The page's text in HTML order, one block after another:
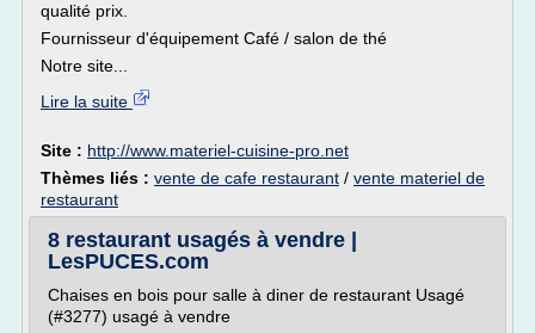
qualité prix.
Fournisseur d'équipement Café / salon de thé
Notre site...
Lire la suite
Site : http://www.materiel-cuisine-pro.net
Thèmes liés : vente de cafe restaurant / vente materiel de
restaurant
8 restaurant usagés à vendre |
LesPUCES.com
Chaises en bois pour salle à diner de restaurant Usagé
(#3277) usagé à vendre